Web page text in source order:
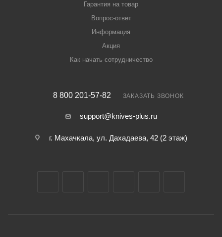
Гарантия на товар
Вопрос-ответ
Информация
Акция
Как начать сотрудничество
8 800 201-57-82 ЗАКАЗАТЬ ЗВОНОК
support@knives-plus.ru
г. Махачкала, ул. Дахадаева, 42 (2 этаж)